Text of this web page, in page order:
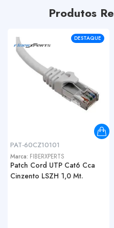
Produtos
DESTAQUE
PAT-60CZ10101
Marca: FIBERXPERTS
Patch Cord UTP Cat6 Cca
Cinzento LSZH 1,0 Mt.